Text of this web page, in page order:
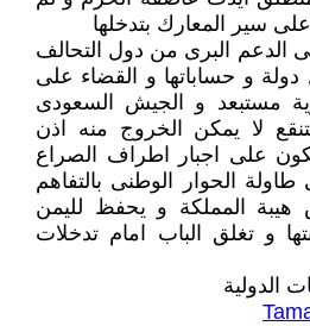
سير المعارك بتدخلها
الدعم البرى من دول التحالف
و حساباتها و القضاء على
مستبعد و الجيش السعودى
لا يمكن الخروج منه اذن
على اجبار اطراف الصراع
الحوار الوطنى بالتفاهم
المملكة و يحفظ لليمن
و تغلق الباب امام تدخلات
الدولية